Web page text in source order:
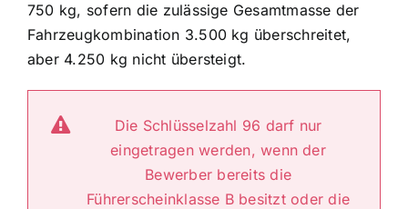
750 kg, sofern die zulässige Gesamtmasse der
Fahrzeugkombination 3.500 kg überschreitet,
aber 4.250 kg nicht übersteigt.
Die Schlüsselzahl 96 darf nur
eingetragen werden, wenn der
Bewerber bereits die
Führerscheinklasse B besitzt oder die